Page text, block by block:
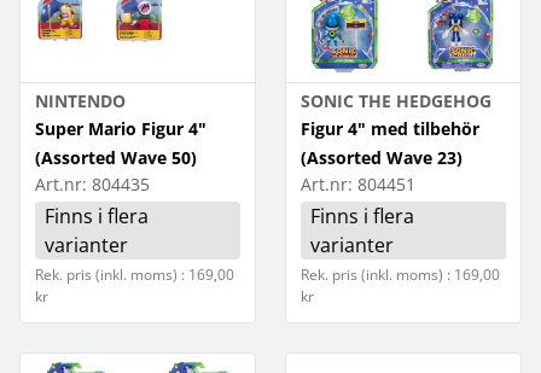
NINTENDO
Super Mario Figur 4"
(Assorted Wave 50)
Art.nr: 804435
Finns i flera
varianter
Rek. pris (inkl. moms) : 169,00
kr
SONIC THE HEDGEHOG
Figur 4" med tilbehör
(Assorted Wave 23)
Art.nr: 804451
Finns i flera
varianter
Rek. pris (inkl. moms) : 169,00
kr